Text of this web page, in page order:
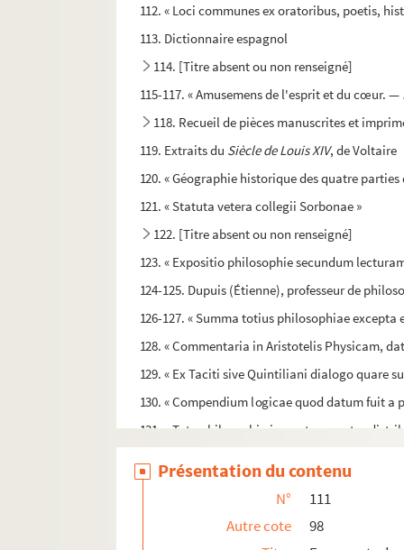
112. « Loci communes ex oratoribus, poetis,
113. Dictionnaire espagnol
114. [Titre absent ou non renseigné]
115-117. « Amusemens de l'esprit et du cœur. —
118. Recueil de pièces manuscrites et
119. Extraits du Siècle de Louis XIV, de Voltaire
120. « Géographie historique des quatre
121. « Statuta vetera collegii Sorbonae »
122. [Titre absent ou non renseigné]
123. « Expositio philosophie secundum
124-125. Dupuis (Étienne), professeur de
126-127. « Summa totius philosophiae
128. « Commentaria in Aristotelis Physicam,
129. « Ex Taciti sive Quintiliani dialogo quare
130. « Compendium logicae quod datum fuit a
131. « Tota philosophia in quatuor partes
133-134. « Quaestiones proemiales de
Présentation du contenu
N°
111
Autre cote
98